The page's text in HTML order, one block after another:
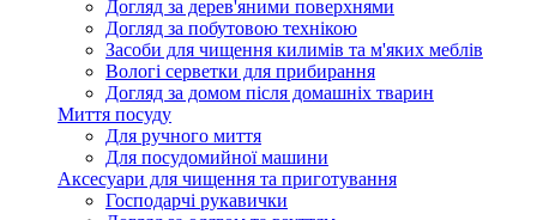
Догляд за дерев'яними поверхнями
Догляд за побутовою технікою
Засоби для чищення килимів та м'яких меблів
Вологі серветки для прибирання
Догляд за домом після домашніх тварин
Миття посуду
Для ручного миття
Для посудомийної машини
Аксесуари для чищення та приготування
Господарчі рукавички